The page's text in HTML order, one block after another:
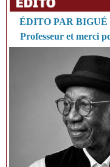
ÉDITO PAR BIGUÉ
Professeur et merci